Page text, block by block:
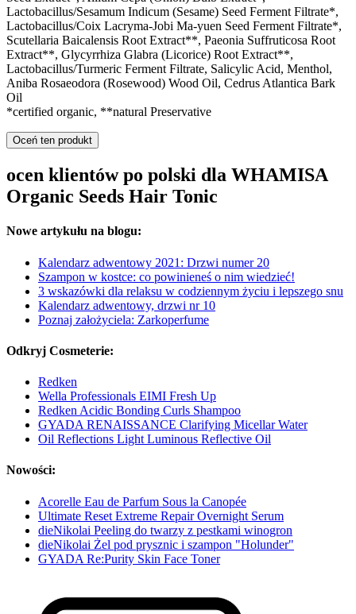
Lactobacillus/Sesamum Indicum (Sesame) Seed Ferment Filtrate*,
Lactobacillus/Coix Lacryma-Jobi Ma-yuen Seed Ferment Filtrate*,
Scutellaria Baicalensis Root Extract**, Paeonia Suffruticosa Root
Extract**, Glycyrrhiza Glabra (Licorice) Root Extract**,
Lactobacillus/Turmeric Ferment Filtrate, Salicylic Acid, Menthol,
Aniba Rosaeodora (Rosewood) Wood Oil, Cedrus Atlantica Bark
Oil
*certified organic, **natural Preservative
Oceń ten produkt
ocen klientów po polski dla WHAMISA
Organic Seeds Hair Tonic
Nowe artykułu na blogu:
Kalendarz adwentowy 2021: Drzwi numer 20
Szampon w kostce: co powinieneś o nim wiedzieć!
3 wskazówki dla relaksu w codziennym życiu i lepszego snu
Kalendarz adwentowy, drzwi nr 10
Poznaj założyciela: Zarkoperfume
Odkryj Cosmeterie:
Redken
Wella Professionals EIMI Fresh Up
Redken Acidic Bonding Curls Shampoo
GYADA RENAISSANCE Clarifying Micellar Water
Oil Reflections Light Luminous Reflective Oil
Nowości:
Acorelle Eau de Parfum Sous la Canopée
Ultimate Reset Extreme Repair Overnight Serum
dieNikolai Peeling do twarzy z pestkami winogron
dieNikolai Żel pod prysznic i szampon "Holunder"
GYADA Re:Purity Skin Face Toner